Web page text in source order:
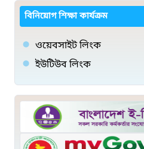
বিনিয়োগ শিক্ষা কার্যক্রম
ওয়েবসাইট লিংক
ইউটিউব লিংক